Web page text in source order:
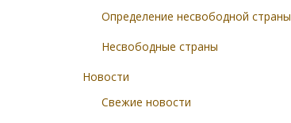
Определение несвободной страны
Несвободные страны
Новости
Свежие новости